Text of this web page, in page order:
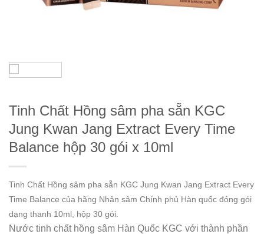
Tinh Chất Hồng sâm pha sẵn KGC
Jung Kwan Jang Extract Every Time
Balance hộp 30 gói x 10ml
Tinh Chất Hồng sâm pha sẵn KGC Jung Kwan Jang Extract Every
Time Balance của hãng Nhân sâm Chính phủ Hàn quốc đóng gói
dạng thanh 10ml, hộp 30 gói.
Nước tinh chất hồng sâm Hàn Quốc KGC với thành phần